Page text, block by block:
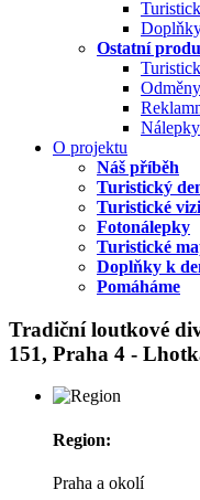
Ostatní
Odměny
O projektu
Náš příběh
Turistický
Turistické
Fotonálepky
Turistické
Doplňky k
Pomáháme
Tradiční loutkové
151, Praha 4 -
Region:
Praha a okolí